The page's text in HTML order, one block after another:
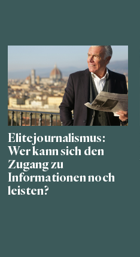
Elitejournalismus:
Wer kann sich den
Zugang zu
Informationen noch
leisten?